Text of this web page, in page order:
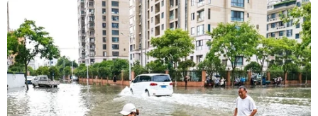
Dương phải tham dự bán kết AFC Cup khu vực Đông
Nam Á.